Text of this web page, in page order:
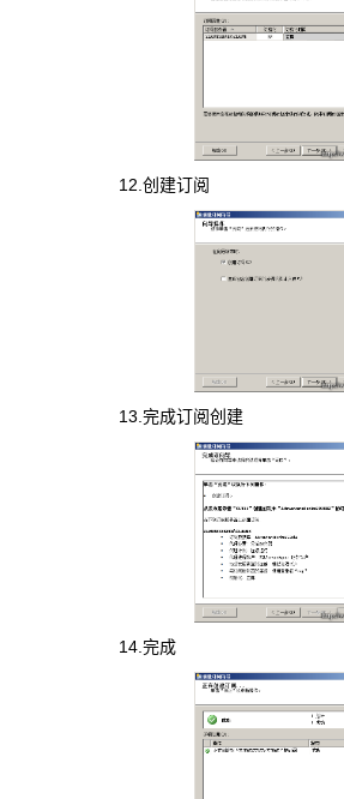
12.创建订阅
13.完成订阅创建
14.完成